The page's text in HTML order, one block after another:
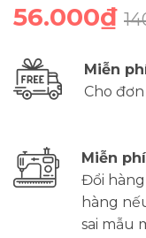
56.000₫
Miễn
Cho
Miễn
Đổi
hàng
sai mẫu